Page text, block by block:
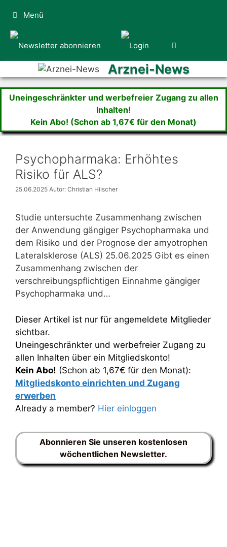
Inhalt
springen
Menü
Arznei-News
Uneingeschränkter und werbefreier Zugang zu allen
Inhalten!
Kein Abo! (Schon ab 1,67€ für den Monat)
Psychopharmaka: Erhöhtes
Risiko für ALS?
25.06.2025 Autor: Christian Hilscher
Studie untersuchte Zusammenhang zwischen
der Anwendung gängiger Psychopharmaka und
dem Risiko und der Prognose der amyotrophen
Lateralsklerose (ALS) 25.06.2025 Gibt es einen
Zusammenhang zwischen der
verschreibungspflichtigen Einnahme gängiger
Psychopharmaka und…
Dieser Artikel ist nur für angemeldete Mitglieder
sichtbar.
Uneingeschränkter und werbefreier Zugang zu
allen Inhalten über ein Mitgliedskonto!
Kein Abo! (Schon ab 1,67€ für den Monat):
Mitgliedskonto einrichten und Zugang
erwerben
Already a member? Hier einloggen
Abonnieren Sie unseren kostenlosen
wöchentlichen Newsletter.